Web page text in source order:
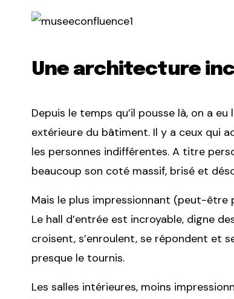
Une architecture
Depuis le temps qu’il pousse là, on a
extérieure du bâtiment. Il y a ceux qui
les personnes indifférentes. A titre
beaucoup son coté massif, brisé et
Mais le plus impressionnant (peut-être
Le hall d’entrée est incroyable, digne
croisent, s’enroulent, se répondent et
presque le tournis.
Les salles intérieures, moins